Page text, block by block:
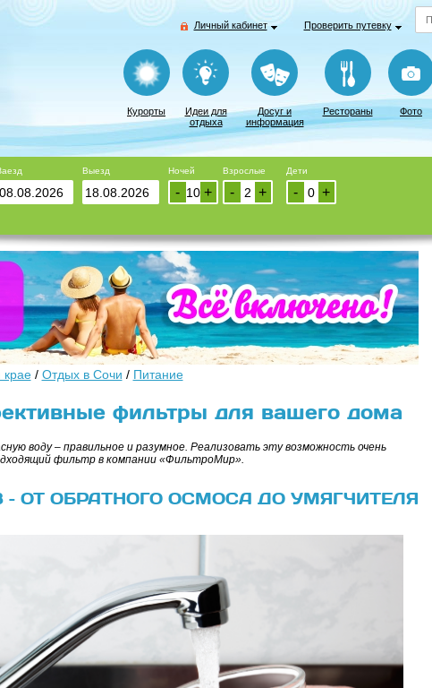
Личный кабинет Проверить путевку
Курорты
Идеи для
отдыха
Досуг и
информация
Рестораны Фото
Выезд Ночей
+
-
Взрослые
+
-
Дети
+
-
крае/ Отдых в Сочи / Питание
фильтры для вашего дома
воду – правильное и разумное. Реализовать эту возможность очень
фильтр в компании «ФильтроМир».
ОТ ОБРАТНОГО ОСМОСА ДО УМЯГЧИТЕЛЯ